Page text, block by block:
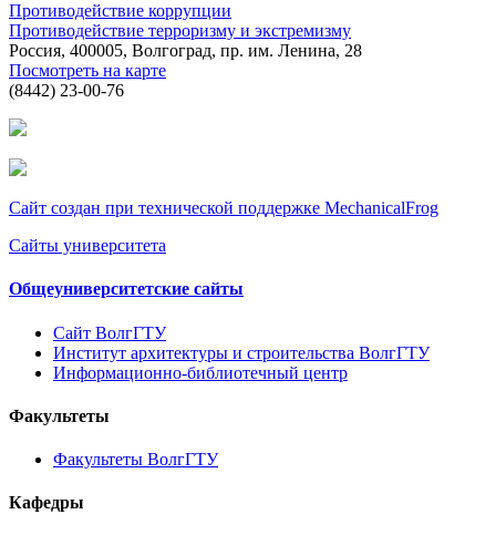
Противодействие коррупции
Противодействие терроризму и экстремизму
Россия, 400005, Волгоград, пр. им. Ленина, 28
Посмотреть на карте
(8442) 23-00-76
Сайт создан при технической поддержке MechanicalFrog
Сайты университета
Общеуниверситетские сайты
Сайт ВолгГТУ
Институт архитектуры и строительства ВолгГТУ
Информационно-библиотечный центр
Факультеты
Факультеты ВолгГТУ
Кафедры